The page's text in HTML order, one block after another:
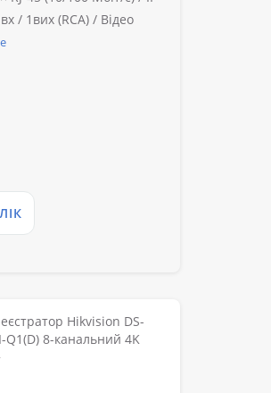
/ 1вих (RCA) / Відео
Hikvision DS-
Q1(D) 8-канальний 4K